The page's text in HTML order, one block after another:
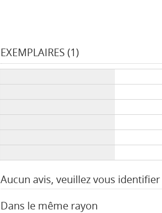
EXEMPLAIRES (1)
Aucun avis, veuillez vous
Dans le même rayon